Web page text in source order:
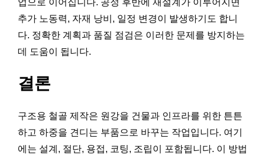
추가 노동력, 자재 낭비, 일정 변경이 발생하기도 합니
다. 정확한 계획과 품질 점검은 이러한 문제를 방지하는
데 도움이 됩니다.
결론
구조용 철골 제작은 원강을 건물과 인프라를 위한 튼튼
하고 하중을 견디는 부품으로 바꾸는 작업입니다. 여기
에는 설계, 절단, 용접, 코팅, 조립이 포함됩니다. 이 방법